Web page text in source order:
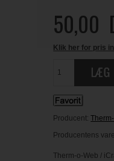
50,00
Klik her for pris
Producent:
Producentens
Therm-o-Web /